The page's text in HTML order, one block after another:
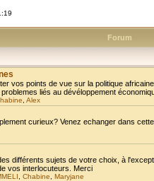
Forum
vos points de vue sur la politique
liés au dévéloppement
Alex
curieux? Venez echanger dans
différents sujets de votre choix, à
vos interlocuteurs. Merci
Chabine Maryjane